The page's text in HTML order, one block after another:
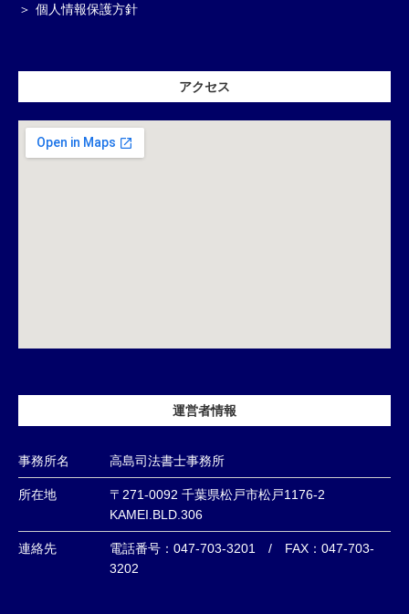
個人情報保護方針
アクセス
運営者情報
事務所名 高島司法書士事務所
所在地
〒271-0092 千葉県松戸市松戸1176-2
KAMEI.BLD.306
連絡先
電話番号：047-703-3201 / FAX：047-703-
3202